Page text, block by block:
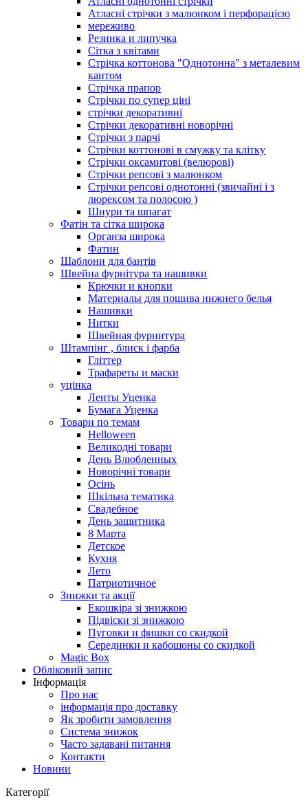
Атласні стрічки з малюнком і перфорацією
мереживо
Резинка и липучка
Сітка з квітами
Стрічка коттонова "Однотонна" з металевим
кантом
Стрічка прапор
Стрічки по супер ціні
стрічки декоративні
Стрічки декоративні новорічні
Стрічки з парчі
Стрічки коттонові в смужку та клітку
Стрічки оксамитові (велюрові)
Стрічки репсові з малюнком
Стрічки репсові однотонні (звичайні і з
люрексом та полосою )
Шнури та шпагат
Фатін та сітка широка
Органза широка
Фатин
Шаблони для бантів
Швейна фурнітура та нашивки
Крючки и кнопки
Материалы для пошива нижнего белья
Нашивки
Нитки
Швейная фурнитура
Штампінг , блиск і фарба
Гліттер
Трафареты и маски
уцінка
Ленты Уценка
Бумага Уценка
Товари по темам
Helloween
Великодні товари
День Влюбленных
Новорічні товари
Осінь
Шкільна тематика
Свадебное
День защитника
8 Марта
Детское
Кухня
Лето
Патриотичное
Знижки та акції
Екошкіра зі знижкою
Підвіски зі знижкою
Пуговки и фишки со скидкой
Серединки и кабошоны со скидкой
Magic Box
Обліковий запис
Інформація
Про нас
інформація про доставку
Як зробити замовлення
Система знижок
Часто задавані питання
Контакти
Новини
Категорії